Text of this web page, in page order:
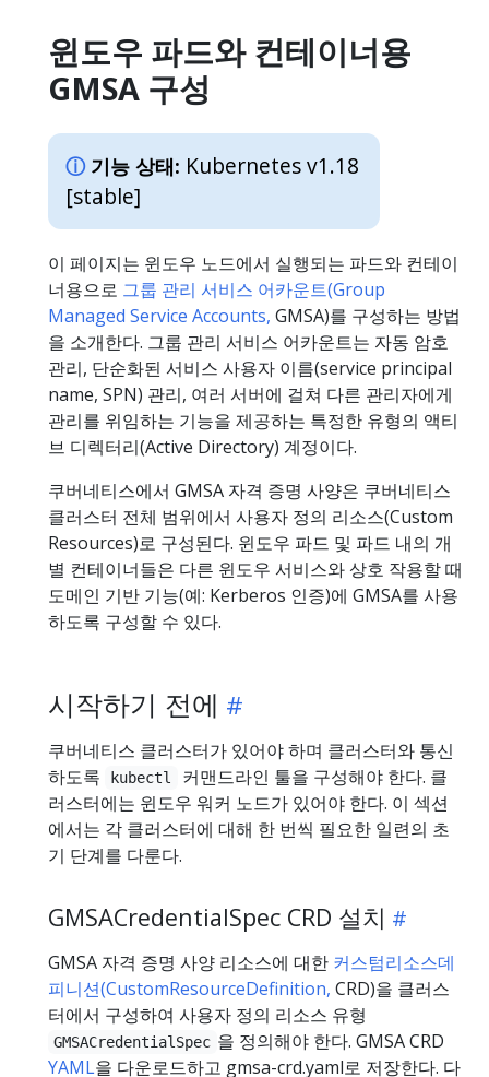
윈도우 파드와 컨테이너용
GMSA 구성
기능 상태: Kubernetes v1.18
[stable]
이 페이지는 윈도우 노드에서 실행되는 파드와 컨테이
너용으로 그룹 관리 서비스 어카운트(Group
Managed Service Accounts, GMSA)를 구성하는 방법
을 소개한다. 그룹 관리 서비스 어카운트는 자동 암호
관리, 단순화된 서비스 사용자 이름(service principal
name, SPN) 관리, 여러 서버에 걸쳐 다른 관리자에게
관리를 위임하는 기능을 제공하는 특정한 유형의 액티
브 디렉터리(Active Directory) 계정이다.
쿠버네티스에서 GMSA 자격 증명 사양은 쿠버네티스
클러스터 전체 범위에서 사용자 정의 리소스(Custom
Resources)로 구성된다. 윈도우 파드 및 파드 내의 개
별 컨테이너들은 다른 윈도우 서비스와 상호 작용할 때
도메인 기반 기능(예: Kerberos 인증)에 GMSA를 사용
하도록 구성할 수 있다.
시작하기 전에
쿠버네티스 클러스터가 있어야 하며 클러스터와 통신
하도록
kubectl
커맨드라인 툴을 구성해야 한다. 클
러스터에는 윈도우 워커 노드가 있어야 한다. 이 섹션
에서는 각 클러스터에 대해 한 번씩 필요한 일련의 초
기 단계를 다룬다.
GMSACredentialSpec CRD 설치
GMSA 자격 증명 사양 리소스에 대한 커스텀리소스데
피니션(CustomResourceDefinition, CRD)을 클러스
터에서 구성하여 사용자 정의 리소스 유형
GMSACredentialSpec 을 정의해야 한다. GMSA CRD
YAML을 다운로드하고 gmsa-crd.yaml로 저장한다. 다